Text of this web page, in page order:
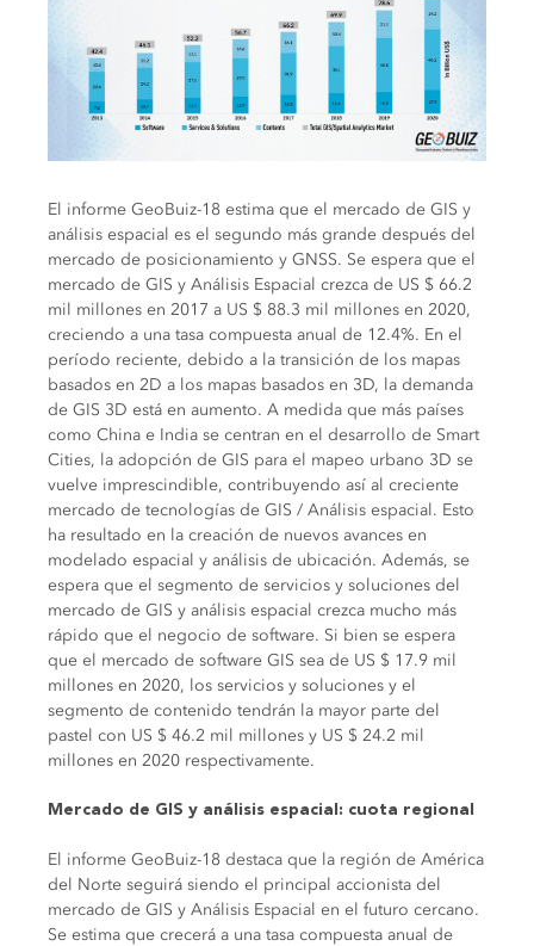
El informe GeoBuiz-18 estima que el mercado de GIS y
análisis espacial es el segundo más grande después del
mercado de posicionamiento y GNSS. Se espera que el
mercado de GIS y Análisis Espacial crezca de US $ 66.2
mil millones en 2017 a US $ 88.3 mil millones en 2020,
creciendo a una tasa compuesta anual de 12.4%. En el
período reciente, debido a la transición de los mapas
basados ​​en 2D a los mapas basados ​​en 3D, la demanda
de GIS 3D está en aumento. A medida que más países
como China e India se centran en el desarrollo de Smart
Cities, la adopción de GIS para el mapeo urbano 3D se
vuelve imprescindible, contribuyendo así al creciente
mercado de tecnologías de GIS / Análisis espacial. Esto
ha resultado en la creación de nuevos avances en
modelado espacial y análisis de ubicación. Además, se
espera que el segmento de servicios y soluciones del
mercado de GIS y análisis espacial crezca mucho más
rápido que el negocio de software. Si bien se espera
que el mercado de software GIS sea de US $ 17.9 mil
millones en 2020, los servicios y soluciones y el
segmento de contenido tendrán la mayor parte del
pastel con US $ 46.2 mil millones y US $ 24.2 mil
millones en 2020 respectivamente.
Mercado de GIS y análisis espacial: cuota regional
El informe GeoBuiz-18 destaca que la región de América
del Norte seguirá siendo el principal accionista del
mercado de GIS y Análisis Espacial en el futuro cercano.
Se estima que crecerá a una tasa compuesta anual de